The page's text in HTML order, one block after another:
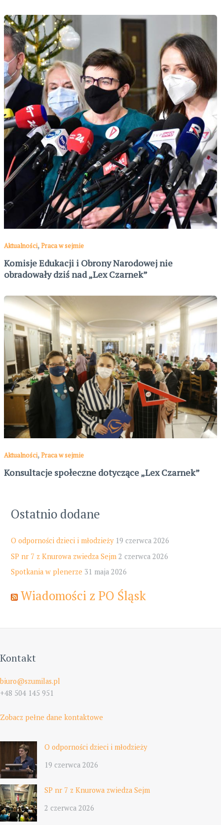
Aktualności,Praca w sejmie
Komisje Edukacji i Obrony Narodowej nie
obradowały dziś nad „Lex Czarnek”
Aktualności,Praca w sejmie
Konsultacje społeczne dotyczące „Lex Czarnek”
Ostatnio dodane
O odporności dzieci i młodzieży 19 czerwca 2026
SP nr 7 z Knurowa zwiedza Sejm 2 czerwca 2026
Spotkania w plenerze 31 maja 2026
Wiadomości z PO Śląsk
Kontakt
biuro@szumilas.pl
+48 504 145 951
Zobacz pełne dane kontaktowe
O odporności dzieci i młodzieży
19 czerwca 2026
SP nr 7 z Knurowa zwiedza Sejm
2 czerwca 2026